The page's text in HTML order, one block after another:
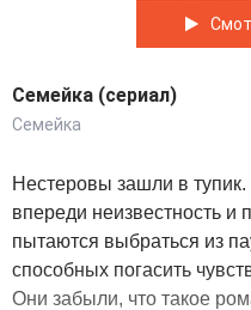
Семейка (сериал)
Семейка
Нестеровы зашли в тупик.
впереди неизвестность и
пытаются выбраться из
способных погасить
Они забыли, что такое